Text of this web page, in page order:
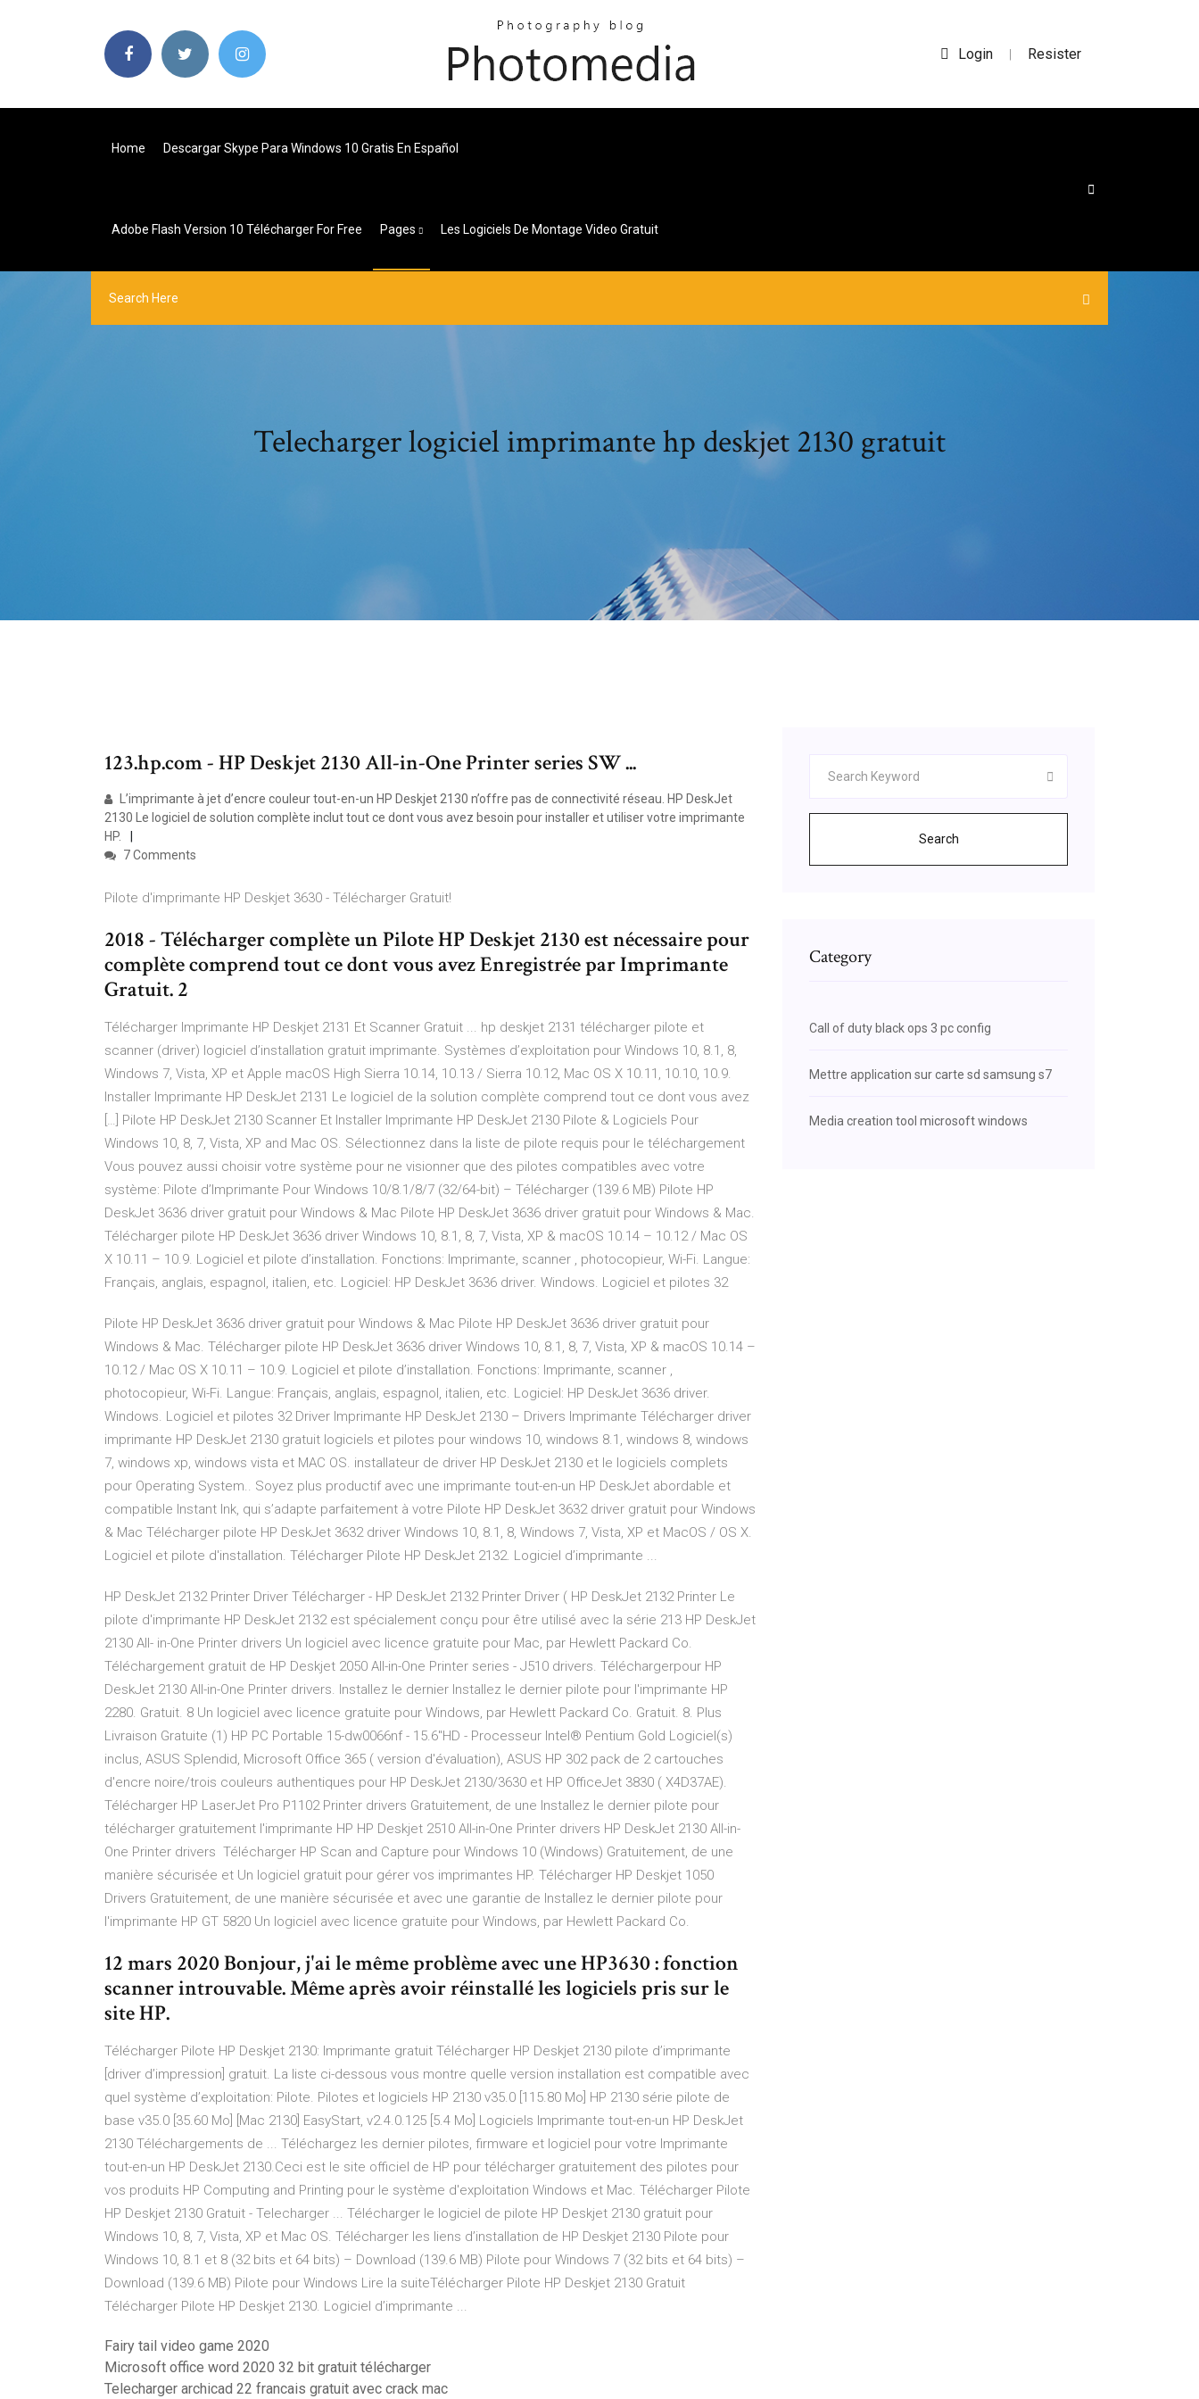
Login | Resister
Home Descargar Skype Para Windows 10 Gratis En Español
Adobe Flash Version 10 Télécharger For Free Pages Les Logiciels De Montage Video Gratuit
Telecharger logiciel imprimante hp deskjet 2130 gratuit
123.hp.com - HP Deskjet 2130 All-in-One Printer series SW ...
L’imprimante à jet d’encre couleur tout-en-un HP Deskjet 2130 n’offre pas de connectivité réseau. HP DeskJet
2130 Le logiciel de solution complète inclut tout ce dont vous avez besoin pour installer et utiliser votre imprimante
HP.
7 Comments
Pilote d'imprimante HP Deskjet 3630 - Télécharger Gratuit!
2018 - Télécharger complète un Pilote HP Deskjet 2130 est nécessaire pour
complète comprend tout ce dont vous avez Enregistrée par Imprimante
Gratuit. 2
Télécharger Imprimante HP Deskjet 2131 Et Scanner Gratuit ... hp deskjet 2131 télécharger pilote et
scanner (driver) logiciel d’installation gratuit imprimante. Systèmes d’exploitation pour Windows 10, 8.1, 8,
Windows 7, Vista, XP et Apple macOS High Sierra 10.14, 10.13 / Sierra 10.12, Mac OS X 10.11, 10.10, 10.9.
Installer Imprimante HP DeskJet 2131 Le logiciel de la solution complète comprend tout ce dont vous avez
[…] Pilote HP DeskJet 2130 Scanner Et Installer Imprimante HP DeskJet 2130 Pilote & Logiciels Pour
Windows 10, 8, 7, Vista, XP and Mac OS. Sélectionnez dans la liste de pilote requis pour le téléchargement
Vous pouvez aussi choisir votre système pour ne visionner que des pilotes compatibles avec votre
système: Pilote d’Imprimante Pour Windows 10/8.1/8/7 (32/64-bit) – Télécharger (139.6 MB) Pilote HP
DeskJet 3636 driver gratuit pour Windows & Mac Pilote HP DeskJet 3636 driver gratuit pour Windows & Mac.
Télécharger pilote HP DeskJet 3636 driver Windows 10, 8.1, 8, 7, Vista, XP & macOS 10.14 – 10.12 / Mac OS
X 10.11 – 10.9. Logiciel et pilote d’installation. Fonctions: Imprimante, scanner , photocopieur, Wi-Fi. Langue:
Français, anglais, espagnol, italien, etc. Logiciel: HP DeskJet 3636 driver. Windows. Logiciel et pilotes 32
Pilote HP DeskJet 3636 driver gratuit pour Windows & Mac Pilote HP DeskJet 3636 driver gratuit pour
Windows & Mac. Télécharger pilote HP DeskJet 3636 driver Windows 10, 8.1, 8, 7, Vista, XP & macOS 10.14 –
10.12 / Mac OS X 10.11 – 10.9. Logiciel et pilote d’installation. Fonctions: Imprimante, scanner ,
photocopieur, Wi-Fi. Langue: Français, anglais, espagnol, italien, etc. Logiciel: HP DeskJet 3636 driver.
Windows. Logiciel et pilotes 32 Driver Imprimante HP DeskJet 2130 – Drivers Imprimante Télécharger driver
imprimante HP DeskJet 2130 gratuit logiciels et pilotes pour windows 10, windows 8.1, windows 8, windows
7, windows xp, windows vista et MAC OS. installateur de driver HP DeskJet 2130 et le logiciels complets
pour Operating System.. Soyez plus productif avec une imprimante tout-en-un HP DeskJet abordable et
compatible Instant Ink, qui s’adapte parfaitement à votre Pilote HP DeskJet 3632 driver gratuit pour Windows
& Mac Télécharger pilote HP DeskJet 3632 driver Windows 10, 8.1, 8, Windows 7, Vista, XP et MacOS / OS X.
Logiciel et pilote d'installation. Télécharger Pilote HP DeskJet 2132. Logiciel d’imprimante ...
HP DeskJet 2132 Printer Driver Télécharger - HP DeskJet 2132 Printer Driver ( HP DeskJet 2132 Printer Le
pilote d'imprimante HP DeskJet 2132 est spécialement conçu pour être utilisé avec la série 213 HP DeskJet
2130 All- in-One Printer drivers Un logiciel avec licence gratuite pour Mac‚ par Hewlett Packard Co.
Téléchargement gratuit de HP Deskjet 2050 All-in-One Printer series - J510 drivers. Téléchargerpour HP
DeskJet 2130 All-in-One Printer drivers. Installez le dernier Installez le dernier pilote pour l'imprimante HP
2280. Gratuit. 8 Un logiciel avec licence gratuite pour Windows‚ par Hewlett Packard Co. Gratuit. 8. Plus
Livraison Gratuite (1) HP PC Portable 15-dw0066nf - 15.6"HD - Processeur Intel® Pentium Gold Logiciel(s)
inclus, ASUS Splendid, Microsoft Office 365 ( version d'évaluation), ASUS HP 302 pack de 2 cartouches
d'encre noire/trois couleurs authentiques pour HP DeskJet 2130/3630 et HP OfficeJet 3830 ( X4D37AE).
Télécharger HP LaserJet Pro P1102 Printer drivers Gratuitement, de une Installez le dernier pilote pour
télécharger gratuitement l'imprimante HP HP Deskjet 2510 All-in-One Printer drivers HP DeskJet 2130 All-in-
One Printer drivers Télécharger HP Scan and Capture pour Windows 10 (Windows) Gratuitement, de une
manière sécurisée et Un logiciel gratuit pour gérer vos imprimantes HP. Télécharger HP Deskjet 1050
Drivers Gratuitement, de une manière sécurisée et avec une garantie de Installez le dernier pilote pour
l'imprimante HP GT 5820 Un logiciel avec licence gratuite pour Windows‚ par Hewlett Packard Co.
12 mars 2020 Bonjour, j'ai le même problème avec une HP3630 : fonction
scanner introuvable. Même après avoir réinstallé les logiciels pris sur le
site HP.
Télécharger Pilote HP Deskjet 2130: Imprimante gratuit Télécharger HP Deskjet 2130 pilote d’imprimante
[driver d’impression] gratuit. La liste ci-dessous vous montre quelle version installation est compatible avec
quel système d’exploitation: Pilote. Pilotes et logiciels HP 2130 v35.0 [115.80 Mo] HP 2130 série pilote de
base v35.0 [35.60 Mo] [Mac 2130] EasyStart, v2.4.0.125 [5.4 Mo] Logiciels Imprimante tout-en-un HP DeskJet
2130 Téléchargements de ... Téléchargez les dernier pilotes, firmware et logiciel pour votre Imprimante
tout-en-un HP DeskJet 2130.Ceci est le site officiel de HP pour télécharger gratuitement des pilotes pour
vos produits HP Computing and Printing pour le système d'exploitation Windows et Mac. Télécharger Pilote
HP Deskjet 2130 Gratuit - Telecharger ... Télécharger le logiciel de pilote HP Deskjet 2130 gratuit pour
Windows 10, 8, 7, Vista, XP et Mac OS. Télécharger les liens d’installation de HP Deskjet 2130 Pilote pour
Windows 10, 8.1 et 8 (32 bits et 64 bits) – Download (139.6 MB) Pilote pour Windows 7 (32 bits et 64 bits) –
Download (139.6 MB) Pilote pour Windows Lire la suiteTélécharger Pilote HP Deskjet 2130 Gratuit
Télécharger Pilote HP Deskjet 2130. Logiciel d’imprimante ...
Fairy tail video game 2020
Microsoft office word 2020 32 bit gratuit télécharger
Telecharger archicad 22 francais gratuit avec crack mac
Search
Category
Call of duty black ops 3 pc config
Mettre application sur carte sd samsung s7
Media creation tool microsoft windows